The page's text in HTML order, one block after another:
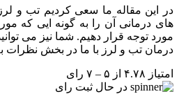
در این مقاله ما سعی کردیم تب و
های درمانی آن را به گونه ایی که
مورد توجه قرار دهیم. شما نیز می
درمان تب و لرز با ما در بخش نظرات
امتیاز ۴.۷۸ از ۵ – ۷ رای
در حال ثبت رای